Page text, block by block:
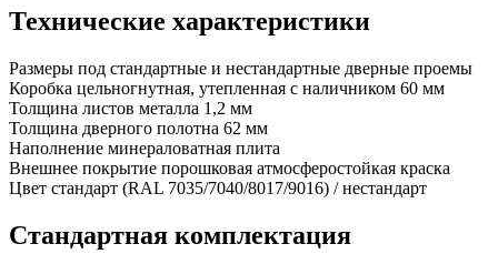
Технические характеристики
Размеры под стандартные и нестандартные дверные проемы
Коробка цельногнутная, утепленная с наличником 60 мм
Толщина листов металла 1,2 мм
Толщина дверного полотна 62 мм
Наполнение минераловатная плита
Внешнее покрытие порошковая атмосферостойкая краска
Цвет стандарт (RAL 7035/7040/8017/9016) / нестандарт
Стандартная комплектация